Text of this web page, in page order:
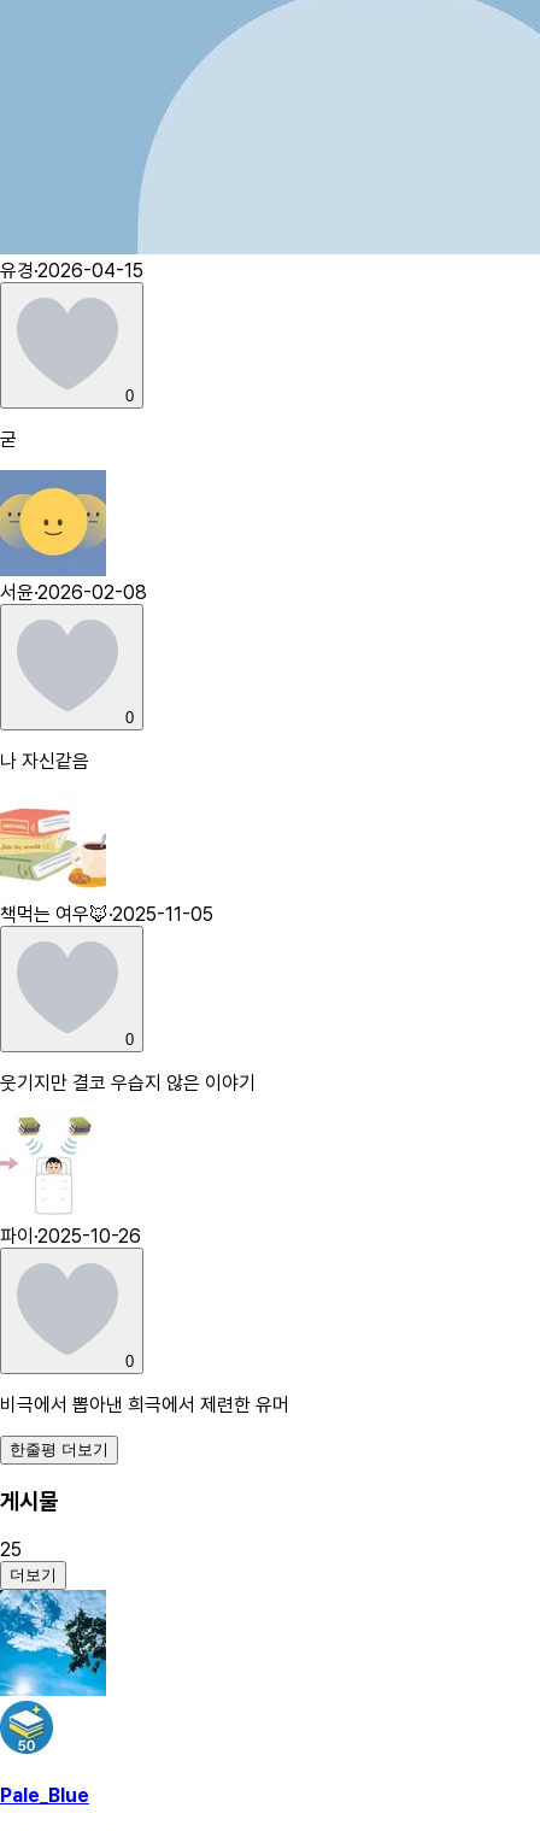
유경·2026-04-15
0
굳
서윤·2026-02-08
0
나 자신같음
책먹는 여우🦊·2025-11-05
0
웃기지만 결코 우습지 않은 이야기
파이 ·2025-10-26
0
비극에서 뽑아낸 희극에서 제련한 유머
한줄평 더보기
게시물
25
더보기
Pale_Blue